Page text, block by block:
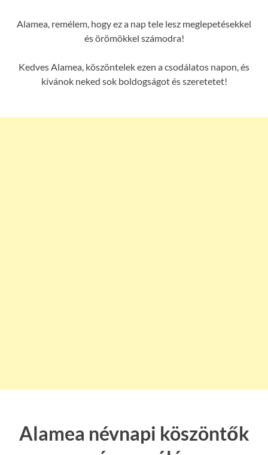
Alamea, remélem, hogy ez a nap tele lesz meglepetésekkel
és örömökkel számodra!
Kedves Alamea, köszöntelek ezen a csodálatos napon, és
kívánok neked sok boldogságot és szeretetet!
Alamea névnapi köszöntők